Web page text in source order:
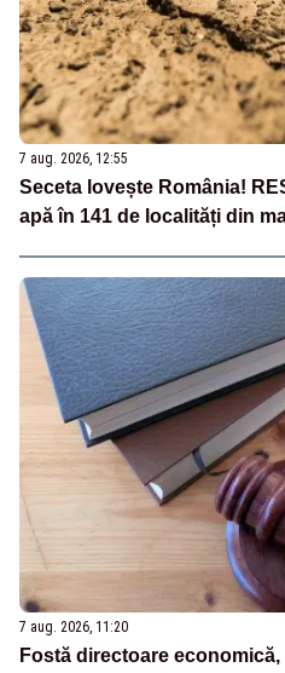
7 aug. 2026, 12:55
Seceta lovește România!
apă în 141 de localități din
7 aug. 2026, 11:20
Fostă directoare